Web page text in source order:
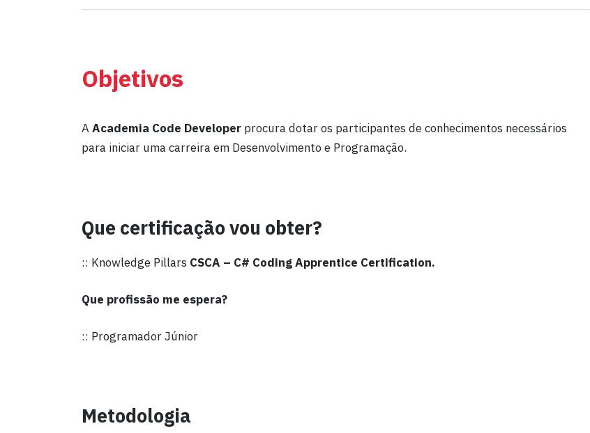
Objetivos
AAcademia Code Developer procura dotar os participantes de conhecimentos necessários
para iniciar uma carreira em Desenvolvimento e Programação.
Que certificação vou obter?
:: Knowledge Pillars CSCA – C# Coding Apprentice Certification.
Que profissão me espera?
:: Programador Júnior
Metodologia